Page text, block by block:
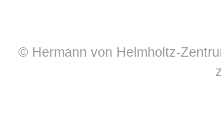
© Hermann von Helmholtz-